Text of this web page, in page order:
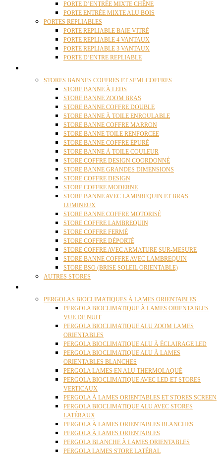
PORTE D’ENTRÉE MIXTE CHÊNE
PORTE ENTRÉE MIXTE ALU BOIS
PORTES REPLIABLES
PORTE REPLIABLE BAIE VITRÉ
PORTE REPLIABLE 4 VANTAUX
PORTE REPLIABLE 3 VANTAUX
PORTE D’ENTRE REPLIABLE
STORES BANNES COFFRES ET SEMI-COFFRES
STORE BANNE À LEDS
STORE BANNE ZOOM BRAS
STORE BANNE COFFRE DOUBLE
STORE BANNE À TOILE ENROULABLE
STORE BANNE COFFRE MARRON
STORE BANNE TOILE RENFORCEE
STORE BANNE COFFRE ÉPURÉ
STORE BANNE À TOILE COULEUR
STORE COFFRE DESIGN COORDONNÉ
STORE BANNE GRANDES DIMENSIONS
STORE COFFRE DESIGN
STORE COFFRE MODERNE
STORE BANNE AVEC LAMBREQUIN ET BRAS
LUMINEUX
STORE BANNE COFFRE MOTORISÉ
STORE COFFRE LAMBREQUIN
STORE COFFRE FERMÉ
STORE COFFRE DÉPORTÉ
STORE COFFRE AVEC ARMATURE SUR-MESURE
STORE BANNE COFFRE AVEC LAMBREQUIN
STORE BSO (BRISE SOLEIL ORIENTABLE)
AUTRES STORES
PERGOLAS BIOCLIMATIQUES À LAMES ORIENTABLES
PERGOLA BIOCLIMATIQUE À LAMES ORIENTABLES
VUE DE NUIT
PERGOLA BIOCLIMATIQUE ALU ZOOM LAMES
ORIENTABLES
PERGOLA BIOCLIMATIQUE ALU À ÉCLAIRAGE LED
PERGOLA BIOCLIMATIQUE ALU À LAMES
ORIENTABLES BLANCHES
PERGOLA LAMES EN ALU THERMOLAQUÉ
PERGOLA BIOCLIMATIQUE AVEC LED ET STORES
VERTICAUX
PERGOLA À LAMES ORIENTABLES ET STORES SCREEN
PERGOLA BIOCLIMATIQUE ALU AVEC STORES
LATÉRAUX
PERGOLA À LAMES ORIENTABLES BLANCHES
PERGOLA À LAMES ORIENTABLES
PERGOLA BLANCHE À LAMES ORIENTABLES
PERGOLA LAMES STORE LATÉRAL